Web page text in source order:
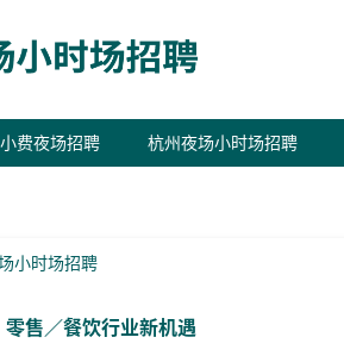
费夜场招聘 杭州夜场小时场招聘
小时场招聘
售／餐饮行业新机遇